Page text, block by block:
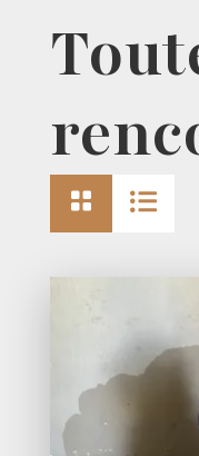
 